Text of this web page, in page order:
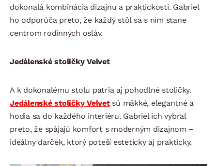
dokonalá kombinácia dizajnu a praktickosti. Gabriel
ho odporúča preto, že každý stôl sa s ním stane
centrom rodinných osláv.
Jedálenské stoličky Velvet
A k dokonalému stolu patria aj pohodlné stoličky.
Jedálenské stoličky Velvetsú mäkké, elegantné a
hodia sa do každého interiéru. Gabriel ich vybral
preto, že spájajú komfort s moderným dizajnom –
ideálny darček, ktorý poteší esteticky aj prakticky.